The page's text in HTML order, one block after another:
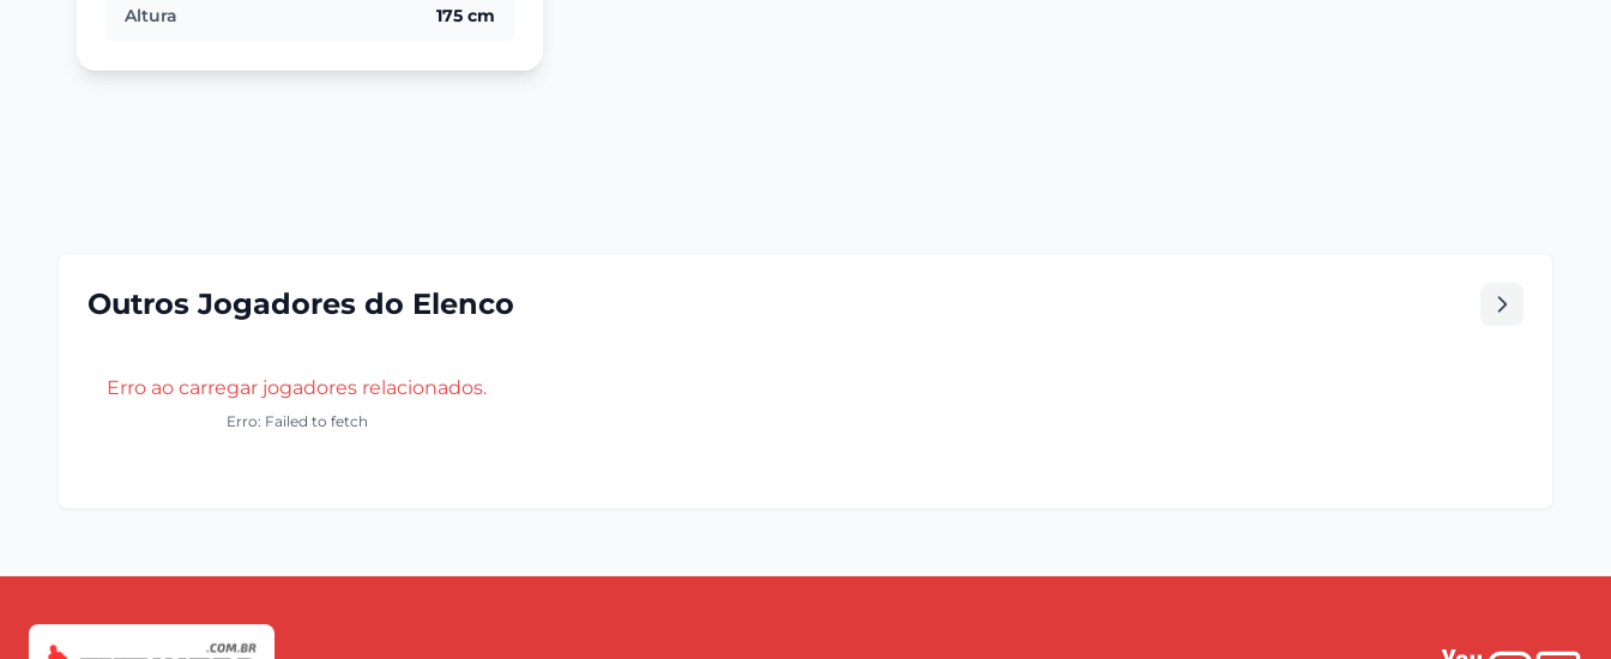
Altura 175 cm
Outros Jogadores do Elenco
Erro ao carregar jogadores relacionados.
Erro: Failed to fetch